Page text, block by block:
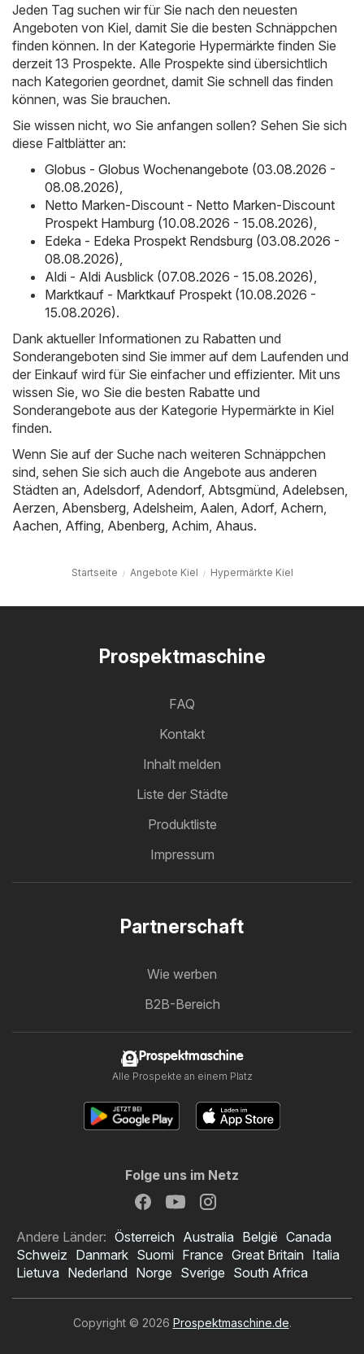
Jeden Tag suchen wir für Sie nach den neuesten
Angeboten von Kiel, damit Sie die besten Schnäppchen
finden können. In der Kategorie Hypermärkte finden Sie
derzeit 13 Prospekte. Alle Prospekte sind übersichtlich
nach Kategorien geordnet, damit Sie schnell das finden
können, was Sie brauchen.
Sie wissen nicht, wo Sie anfangen sollen? Sehen Sie sich
diese Faltblätter an:
Globus - Globus Wochenangebote (03.08.2026 -
08.08.2026)
Netto Marken-Discount - Netto Marken-Discount
Prospekt Hamburg (10.08.2026 - 15.08.2026)
Edeka - Edeka Prospekt Rendsburg (03.08.2026 -
08.08.2026)
Aldi - Aldi Ausblick (07.08.2026 - 15.08.2026)
Marktkauf - Marktkauf Prospekt (10.08.2026 -
15.08.2026).
Dank aktueller Informationen zu Rabatten und
Sonderangeboten sind Sie immer auf dem Laufenden und
der Einkauf wird für Sie einfacher und effizienter. Mit uns
wissen Sie, wo Sie die besten Rabatte und
Sonderangebote aus der Kategorie Hypermärkte in Kiel
finden.
Wenn Sie auf der Suche nach weiteren Schnäppchen
sind, sehen Sie sich auch die Angebote aus anderen
Städten an, Adelsdorf, Adendorf, Abtsgmünd Adelebsen
Aerzen Abensberg Adelsheim Aalen Adorf, Achern
Aachen Affing Abenberg Achim Ahaus.
Startseite Angebote Kiel Hypermärkte Kiel
Prospektmaschine
FAQ
Kontakt
Inhalt melden
Liste der Städte
Produktliste
Impressum
Partnerschaft
Wie werben
B2B-Bereich
Prospektmaschine
Alle Prospekte an einem Platz
Folge uns im Netz
Andere Länder: Österreich Australia België Canada
Schweiz Danmark Suomi France Great Britain Italia
Lietuva Nederland Norge Sverige South Africa
Copyright © 2026 Prospektmaschine.de.